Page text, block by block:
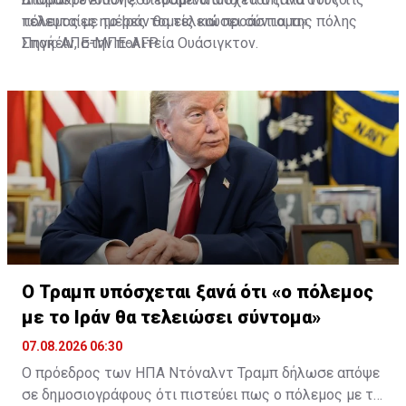
τελευταίες ημέρες τομείς και προάστια της πόλης
Σποκέιν, στην πολιτεία Ουάσιγκτον.
πόλεμος με το Ιράν θα τελειώσει σύντομα»
Πηγή: ΑΠΕ-ΜΠΕ-AFP
Ο Τραμπ υπόσχεται ξανά ότι «ο πόλεμος
με το Ιράν θα τελειώσει σύντομα»
07.08.2026 06:30
Ο πρόεδρος των ΗΠΑ Ντόναλντ Τραμπ δήλωσε απόψε
σε δημοσιογράφους ότι πιστεύει πως ο πόλεμος με το